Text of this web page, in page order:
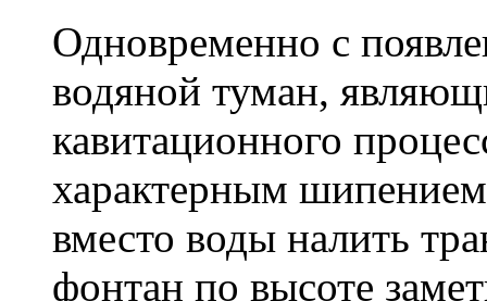
Одновременно с
водяной туман,
кавитационного
характерным
вместо воды налить
фонтан по высоте